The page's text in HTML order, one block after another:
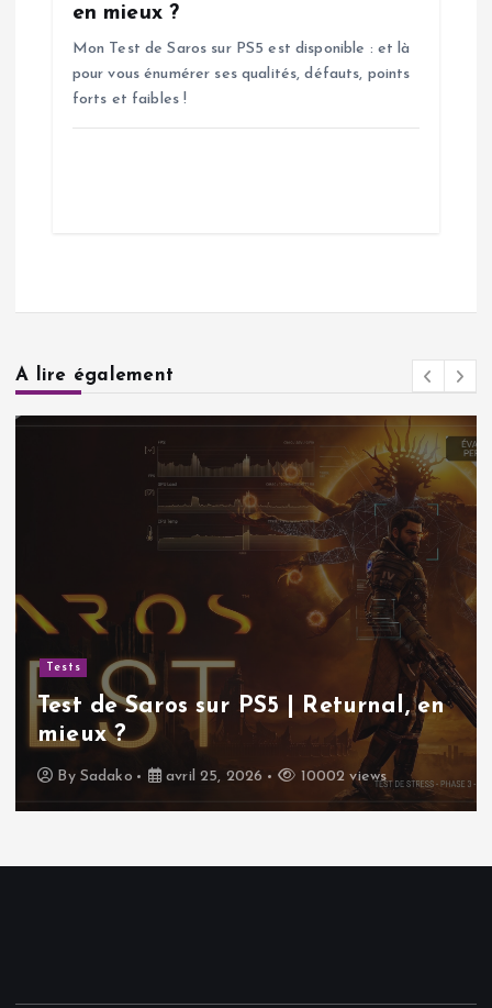
en mieux ?
Mon Test de Saros sur PS5 est disponible : et là
pour vous énumérer ses qualités, défauts, points
forts et faibles !
A lire également
Tests
Test de Saros sur PS5 | Returnal, en
mieux ?
By Sadako avril 25, 2026 10002 views